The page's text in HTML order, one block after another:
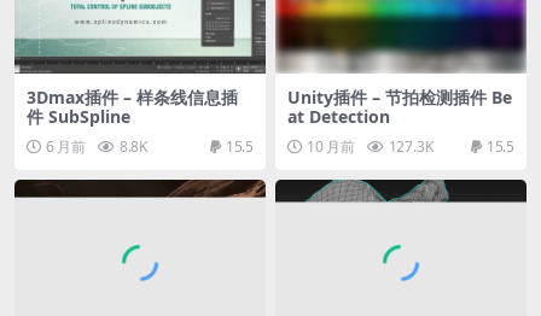
3Dmax插件 – 样条线信息插
件 SubSpline
6 月前 8.8K 15.5
Unity插件 – 节拍检测插件 Be
at Detection
10 月前 127.3K 15.5